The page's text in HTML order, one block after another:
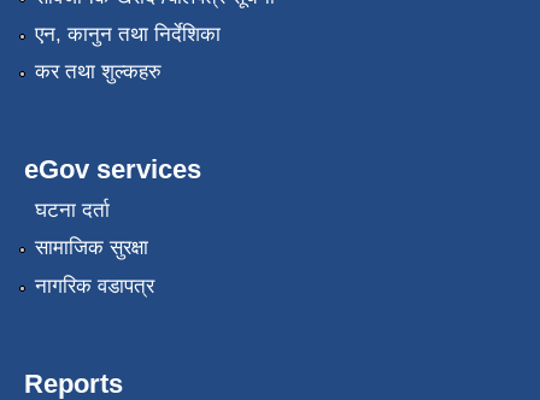
एन, कानुन तथा निर्देशिका
कर तथा शुल्कहरु
eGov services
घटना दर्ता
सामाजिक सुरक्षा
नागरिक वडापत्र
Reports